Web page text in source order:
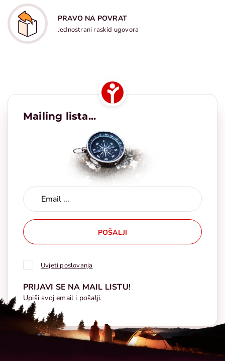
PRAVO NA POVRAT
Jednostrani raskid ugovora
Mailing lista...
POŠALJI
Uvjeti poslovanja
PRIJAVI SE NA MAIL LISTU!
Upiši svoj email i pošalji.